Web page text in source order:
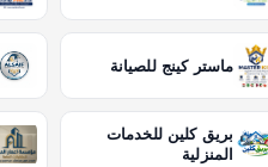
ماستر كينج للصيانة
بريق كلين للخدمات
المنزلية